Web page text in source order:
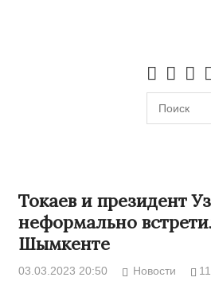
Токаев и президент
неформально
Шымкенте
03.03.2023 20:50 Новости